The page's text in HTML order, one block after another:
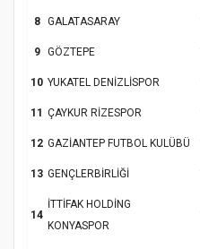
8 GALATASARAY
9 GÖZTEPE
10 YUKATEL DENİZLİSPOR
11 ÇAYKUR RİZESPOR
12 GAZİANTEP FUTBOL KULÜBÜ
13 GENÇLERBİRLİĞİ
14
İTTİFAK HOLDİNG
KONYASPOR